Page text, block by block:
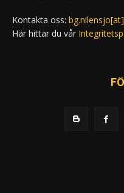
Kontakta oss:
Här hittar du vår